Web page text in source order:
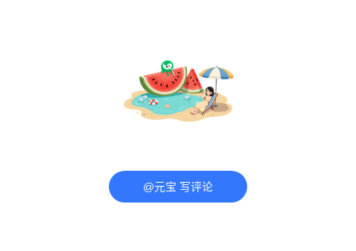
@元宝 写评论